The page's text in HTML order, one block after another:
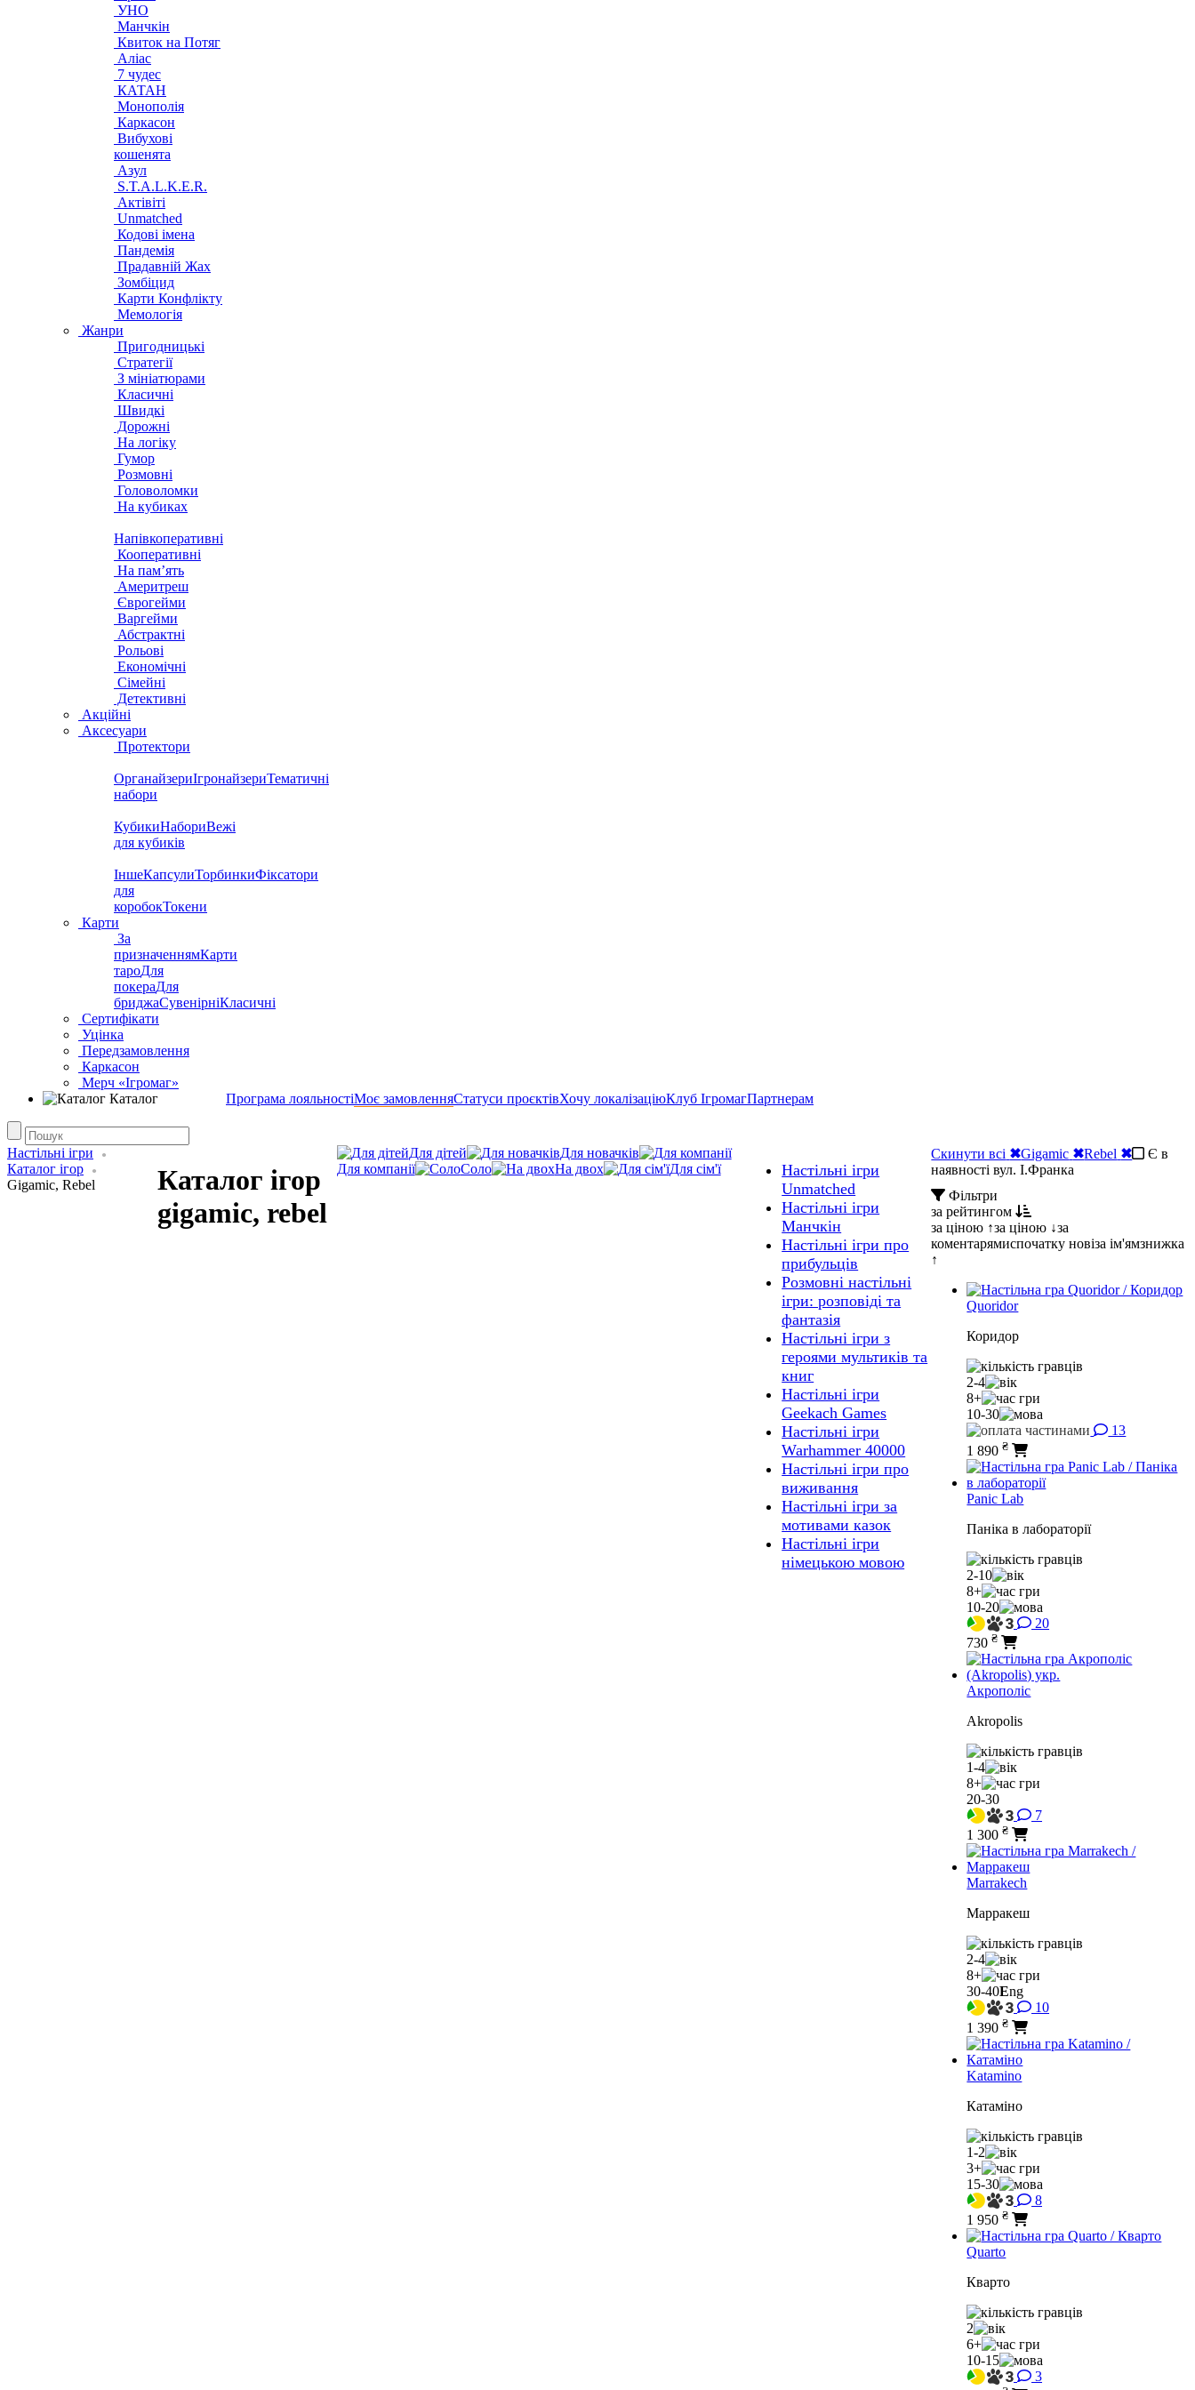
УНО
Манчкін
Квиток на Потяг
Аліас
7 чудес
КАТАН
Монополія
Каркасон
Вибухові
кошенята
Азул
S.T.A.L.K.E.R.
Актівіті
Unmatched
Кодові імена
Пандемія
Прадавній Жах
Зомбіцид
Карти Конфлікту
Мемологія
Жанри
Пригодницькі
Стратегії
З мініатюрами
Класичні
Швидкі
Дорожні
На логіку
Гумор
Розмовні
Головоломки
На кубиках
Напівкоперативні
Кооперативні
На пам’ять
Америтреш
Єврогейми
Варгейми
Абстрактні
Рольові
Економічні
Сімейні
Детективні
Акційні
Аксесуари
Протектори
ОрганайзериІгронайзериТематичні
набори
КубикиНабориВежі
для кубиків
ІншеКапсулиТорбинкиФіксатори
для
коробокТокени
Карти
За
призначеннямКарти
тароДля
покераДля
бриджаСувенірніКласичні
Сертифікати
Уцінка
Передзамовлення
Каркасон
Мерч «Ігромаг»
Каталог
Програма лояльностіМоє замовленняСтатуси проєктівХочу локалізаціюКлуб ІгромагПартнерам
Настільні ігри
Каталог ігор
Gigamic, Rebel
Каталог ігор
gigamic, rebel
Для дітей
Для новачків
Для компанії
Соло На двох Для сім'ї
Настільні ігри
Unmatched
Настільні ігри
Манчкін
Настільні ігри про
прибульців
Розмовні настільні
ігри: розповіді та
фантазія
Настільні ігри з
героями мультиків та
книг
Настільні ігри
Geekach Games
Настільні ігри
Warhammer 40000
Настільні ігри про
виживання
Настільні ігри за
мотивами казок
Настільні ігри
німецькою мовою
Скинути всі ✖Gigamic ✖Rebel ✖
Є в
наявності вул. І.Франка
Фільтри
за рейтингом
за ціною ↑за ціною ↓за
коментарямиспочатку новіза ім'ямзнижка
↑
Quoridor
Коридор
2-4
8+
10-30
13
1 890₴
Panic Lab
Паніка в лабораторії
2-10
8+
10-20
20
730₴
Акрополіс
Akropolis
1-4
8+
20-30
7
1 300₴
Marrakech
Марракеш
2-4
8+
30-40Eng
10
1 390₴
Katamino
Катаміно
1-2
3+
15-30
8
1 950₴
Quarto
Кварто
2
6+
10-15
3